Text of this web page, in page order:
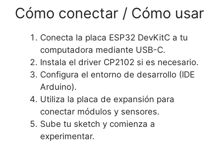
Cómo conectar / Cómo usar
Conecta la placa ESP32 DevKitC a tu
computadora mediante USB-C.
Instala el driver CP2102 si es necesario.
Configura el entorno de desarrollo (IDE
Arduino).
Utiliza la placa de expansión para
conectar módulos y sensores.
Sube tu sketch y comienza a
experimentar.